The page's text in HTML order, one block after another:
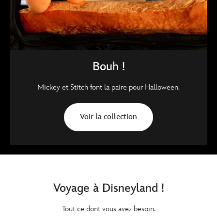
Bouh !
Mickey et Stitch font la paire pour Halloween.
Voir la collection
Voyage à Disneyland !
Tout ce dont vous avez besoin.